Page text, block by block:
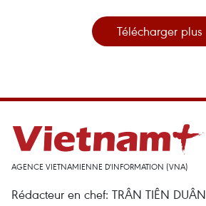
Télécharger plus
AGENCE VIETNAMIENNE D'INFORMATION (VNA)
Rédacteur en chef: TRÂN TIÊN DUÂN